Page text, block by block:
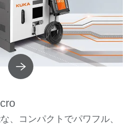
、コンパクトでパワフル、